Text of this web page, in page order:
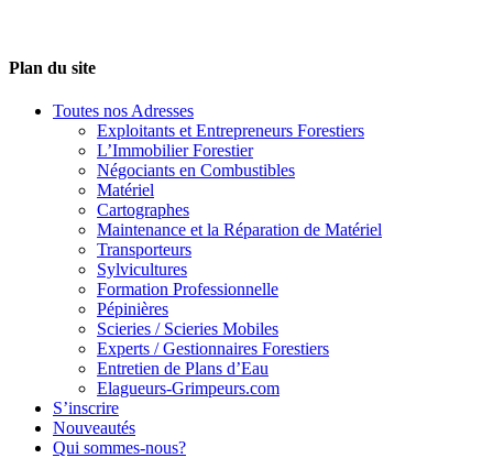
Plan du site
Toutes nos Adresses
Exploitants et Entrepreneurs Forestiers
L’Immobilier Forestier
Négociants en Combustibles
Matériel
Cartographes
Maintenance et la Réparation de Matériel
Transporteurs
Sylvicultures
Formation Professionnelle
Pépinières
Scieries / Scieries Mobiles
Experts / Gestionnaires Forestiers
Entretien de Plans d’Eau
Elagueurs-Grimpeurs.com
S’inscrire
Nouveautés
Qui sommes-nous?